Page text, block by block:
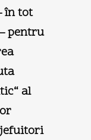
în tot
pentru
al
jefuitori